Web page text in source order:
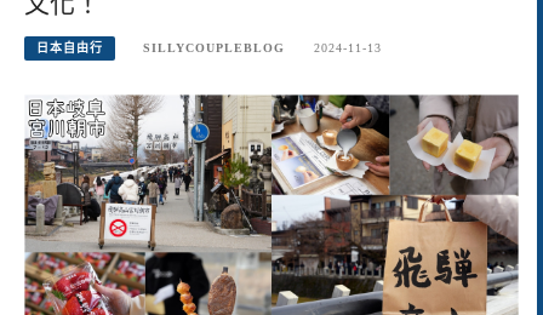
日本自由行 SILLYCOUPLEBLOG 2024-11-13